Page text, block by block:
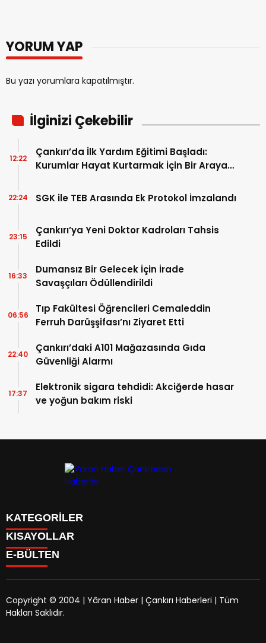
YORUM YAP
Bu yazı yorumlara kapatılmıştır.
İlginizi Çekebilir
Çankırı’da İlk Yardım Eğitimi Başladı:
Kurumlar Hayat Kurtarmak İçin Bir Araya
12:22
SGK ile TEB Arasında Ek Protokol İmzalandı
22:24
Çankırı’ya Yeni Doktor Kadroları Tahsis
Edildi
23:15
Dumansız Bir Gelecek İçin İrade
Savaşçıları Ödüllendirildi
16:33
Tıp Fakültesi Öğrencileri Cemaleddin
Ferruh Darüşşifası’nı Ziyaret Etti
06:56
Çankırı’daki A101 Mağazasında Gıda
Güvenliği Alarmı
22:40
Elektronik sigara tehdidi: Akciğerde hasar
ve yoğun bakım riski
17:37
KATEGORİLER
Manşet
Gündem
Politika
Eğitim
KISAYOLLAR
CANLI BORSA
FİKSTÜR
CANLI SONUÇLAR
FİRMA REHBERİ
E-BÜLTEN
yaranhaber.com
Copyright © 2004 | Yâran Haber | Çankırı Haberleri | Tüm
Hakları Saklıdır.